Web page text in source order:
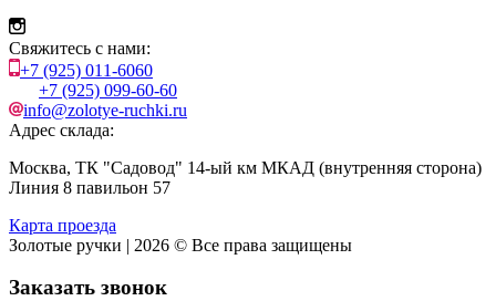
Свяжитесь с нами:
+7 (925) 011-6060
+7 (925) 099-60-60
info@zolotye-ruchki.ru
Адрес склада:
Москва, ТК "Садовод" 14-ый км МКАД (внутренняя сторона)
Линия 8 павильон 57
Карта проезда
Золотые ручки | 2026 © Все права защищены
Заказать звонок